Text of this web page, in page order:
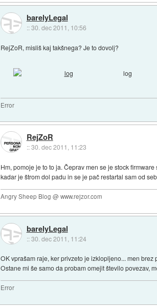
barelyLegal
::30. dec 2011, 10:56
RejZoR, misliš kaj takšnega? Je to dovolj?
log
Error
RejZoR
::30. dec 2011, 11:23
Hm, pomoje je to to ja. Čeprav men se je stock
kadar je štrom dol padu in se je pač restartal sam od
Angry Sheep Blog @ www.rejzor.com
barelyLegal
::30. dec 2011, 11:24
OK vprašam raje, ker privzeto je izklopljeno... men brez
Ostane mi še samo da probam omejit število povezav,
Error